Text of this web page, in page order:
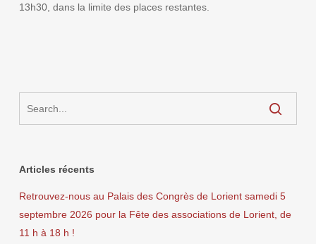
13h30, dans la limite des places restantes.
Articles récents
Retrouvez-nous au Palais des Congrès de Lorient samedi 5
septembre 2026 pour la Fête des associations de Lorient, de
11 h à 18 h !